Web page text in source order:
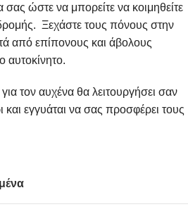
σας ώστε να μπορείτε να κοιμηθείτε
Ξεχάστε τους πόνους στην
από επίπονους και άβολους
αυτοκίνητο.
τον αυχένα θα λειτουργήσει σαν
και εγγυάται να σας προσφέρει τους